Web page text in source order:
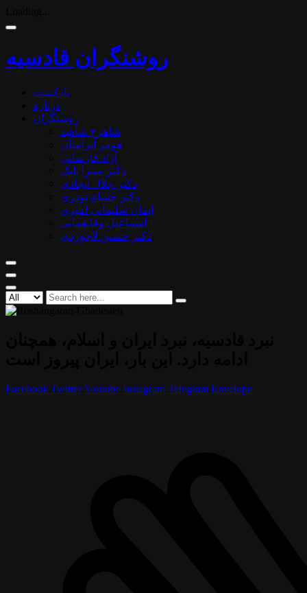
روشنگران قادسیه
پادکست
درباره
روشنگران
شاهرخ شاهید
هومر آبرامیان
آزاد فارسانی
دکتر میترا بابک
دکتر جلال ایجادی
دکتر حسام نوذری
ایمان سلیمانی امیری
اسماعیل وفایغمایی
دکتر حسین لاجوردی
Facebook TwitterYoutube Instagram Telegram Envelope